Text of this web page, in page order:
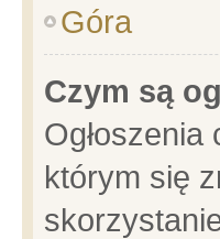
Góra
Czym są
którym się